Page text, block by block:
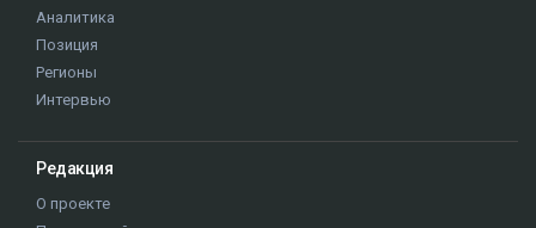
Аналитика
Позиция
Регионы
Интервью
Редакция
О проекте